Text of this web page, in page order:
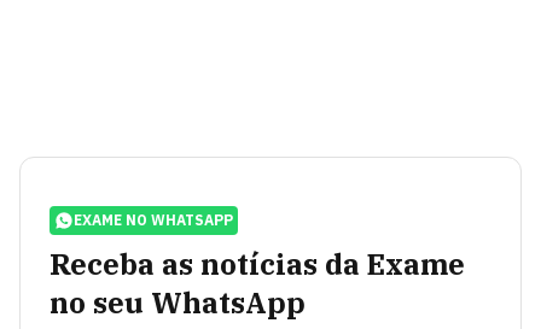
EXAME NO WHATSAPP
Receba as notícias da Exame
no seu WhatsApp